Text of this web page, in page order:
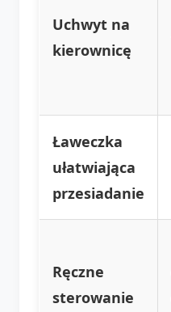
Uchwyt na
kierownicę
Ławeczka
ułatwiająca
przesiadanie
Ręczne
sterowanie